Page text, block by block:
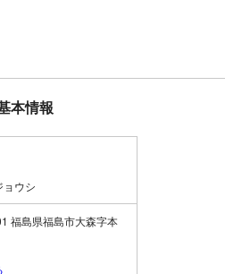
本情報
ョウシ
福島県福島市大森字本